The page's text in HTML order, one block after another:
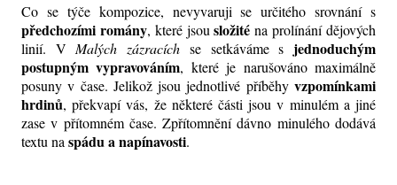
Co se týče kompozice, nevyvaruji se určitého srovnání s
předchozími romány, které jsou složité na prolínání dějových
linií. V Malých zázracích se setkáváme s jednoduchým
postupným vypravováním, které je narušováno maximálně
posuny v čase. Jelikož jsou jednotlivé příběhy vzpomínkami
hrdinů, překvapí vás, že některé části jsou v minulém a jiné
zase v přítomném čase. Zpřítomnění dávno minulého dodává
textu na spádu a napínavosti.